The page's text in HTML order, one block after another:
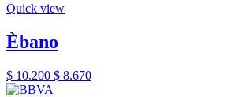
Quick view
Èbano
$ 10.200 $ 8.670